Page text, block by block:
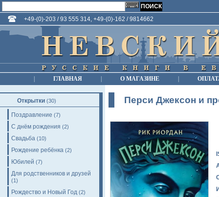
+49-(0)-203 / 93 555 314, +49-(0)-162 / 9814662
ГЛАВНАЯ О МАГАЗИНЕ
Открытки (30)
Поздравление (7)
С днём рождения (2)
Свадьба (10)
Рождение ребёнка (2)
Юбилей (7)
Для родственников и друзей
(1)
Рождество и Новый Год (2)
Перси Джексон и